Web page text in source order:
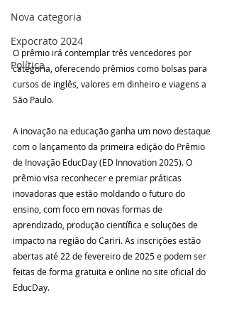
Nova categoria
Expocrato 2024
Política
O prêmio irá contemplar três vencedores por
categoria, oferecendo prêmios como bolsas para
cursos de inglês, valores em dinheiro e viagens a
São Paulo.
A inovação na educação ganha um novo destaque
com o lançamento da primeira edição do Prêmio
de Inovação EducDay (ED Innovation 2025). O
prêmio visa reconhecer e premiar práticas
inovadoras que estão moldando o futuro do
ensino, com foco em novas formas de
aprendizado, produção científica e soluções de
impacto na região do Cariri. As inscrições estão
abertas até 22 de fevereiro de 2025 e podem ser
feitas de forma gratuita e online no site oficial do
EducDay.